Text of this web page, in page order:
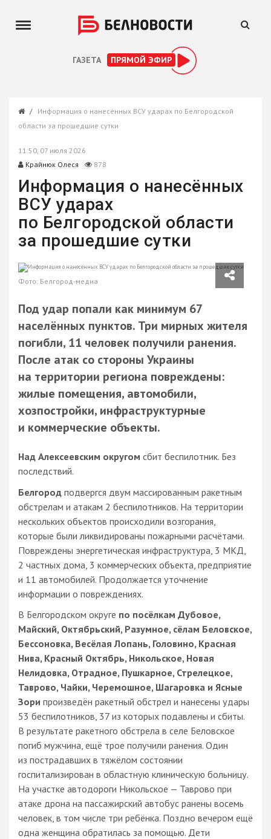
ГАЗЕТА ПРЯМОЙ ЭФИР
Информация о нанесённых ВСУ ударах по Белгородской
области за прошедшие сутки
11:50, 07 июля 2026
Крайнюк Олеся
878
Информация о нанесённых
ВСУ ударах
по Белгородской области
за прошедшие сутки
Фото: Белгород-медиа
Под удар попали как минимум 67
населённых пунктов. Три мирных жителя
погибли, 11 человек получили ранения.
После атак со стороны Украины
на территории региона повреждены:
жилые помещения, автомобили,
хозпостройки, инфраструктурные
и коммерческие объекты.
Над Алексеевским округом сбит беспилотник. Без
последствий.
Белгород подвергся двум массированным ракетным
обстрелам и атакам 2 беспилотников. На территории
нескольких объектов происходили возгорания,
которые были ликвидированы пожарными расчётами.
Повреждены энергетическая инфраструктура, 3 МКД,
2 частных дома, 3 коммерческих объекта, предприятие
и 11 автомобилей. Продолжается уточнение
информации о повреждениях.
В Белгородском округе по посёлкам Дубовое,
Майский, Октябрьский, Разумное, сёлам Беловское,
Бессоновка, Весёлая Лопань, Головино, Красная
Нива, Красный Октябрь, Никольское, Новая
Нелидовка, Отрадное, Пушкарное, Стрелецкое,
Таврово, Чайки, Черемошное, Шагаровка и Ясные
Зори произведён ракетный обстрел и нанесены удары
53 беспилотников, 37 из которых подавлены и сбиты.
В результате ракетного обстрела в селе Беловское
погиб мужчина, ещё трое получили ранения. Один
из пострадавших в тяжёлом состоянии
госпитализирован в областную клиническую больницу.
На участке автодороги Никольское — Таврово при
атаке дрона на пассажирский автобус ранены восемь
человек, в том числе три ребёнка. Поздно вечером ещё
одна женщина обратилась за помощью. Дети